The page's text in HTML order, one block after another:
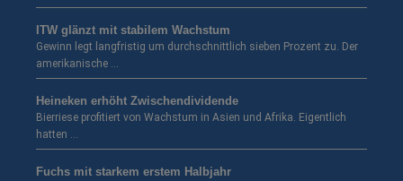
ITW glänzt mit stabilem Wachstum
Gewinn legt langfristig um durchschnittlich sieben Prozent zu. Der
amerikanische …
Heineken erhöht Zwischendividende
Bierriese profitiert von Wachstum in Asien und Afrika. Eigentlich
hatten …
Fuchs mit starkem erstem Halbjahr